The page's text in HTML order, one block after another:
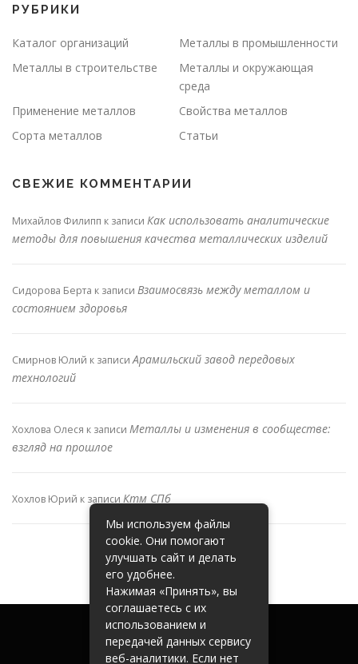
РУБРИКИ
Каталог организаций
Металлы в промышленности
Металлы в строительстве
Металлы и окружающая
среда
Применение металлов
Свойства металлов
Сорта металлов
Статьи
СВЕЖИЕ КОММЕНТАРИИ
Михайлов Филипп к записи Как использовать аналитические
методы для повышения качества металлических изделий
Сидорова Берта к записи Взаимосвязь между металлом и
состоянием здоровья
Смирнов Юлий к записиАрамильский завод передовых
технологий
Хохлова Олеся к записи Металлы и изменения в сообществе:
взгляд на прошлое
Хохлов Юрий к записи Ктм СПб
Мы используем файлы
cookie. Они помогают
улучшать сайт и делать
его удобнее.
Нажимая «Принять», вы
соглашаетесь с их
использованием и
передачей данных сервису
веб-аналитики. Если нет